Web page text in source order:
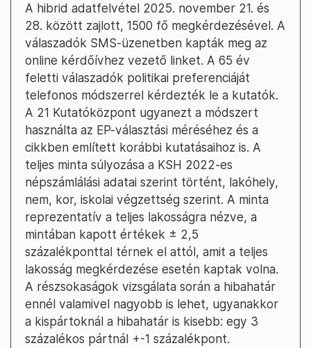
A hibrid adatfelvétel 2025. november 21. és
28. között zajlott, 1500 fő megkérdezésével. A
válaszadók SMS-üzenetben kapták meg az
online kérdőívhez vezető linket. A 65 év
feletti válaszadók politikai preferenciáját
telefonos módszerrel kérdezték le a kutatók.
A 21 Kutatóközpont ugyanezt a módszert
használta az EP-választási méréséhez és a
cikkben említett korábbi kutatásaihoz is. A
teljes minta súlyozása a KSH 2022-es
népszámlálási adatai szerint történt, lakóhely,
nem, kor, iskolai végzettség szerint. A minta
reprezentatív a teljes lakosságra nézve, a
mintában kapott értékek ± 2,5
százalékponttal térnek el attól, amit a teljes
lakosság megkérdezése esetén kaptak volna.
A részsokaságok vizsgálata során a hibahatár
ennél valamivel nagyobb is lehet, ugyanakkor
a kispártoknál a hibahatár is kisebb: egy 3
százalékos pártnál +-1 százalékpont.